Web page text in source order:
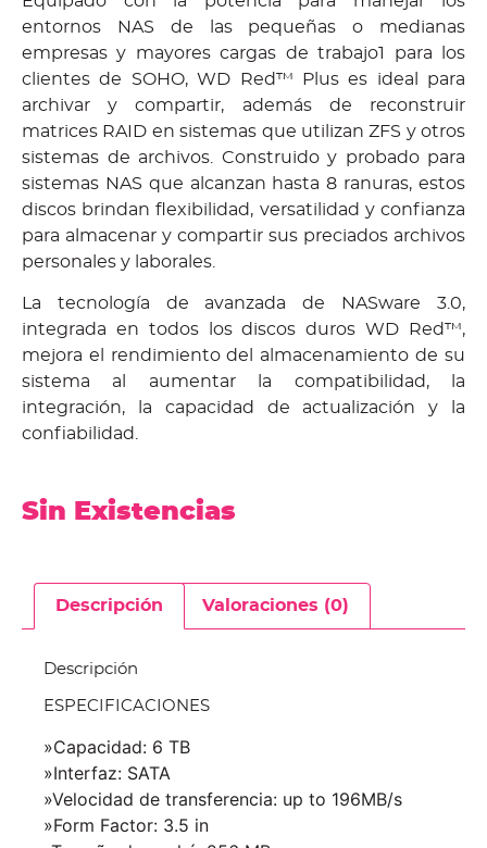
entornos NAS de las pequeñas o medianas
empresas y mayores cargas de trabajo1 para los
clientes de SOHO, WD Red™ Plus es ideal para
archivar y compartir, además de reconstruir
matrices RAID en sistemas que utilizan ZFS y otros
sistemas de archivos. Construido y probado para
sistemas NAS que alcanzan hasta 8 ranuras, estos
discos brindan flexibilidad, versatilidad y confianza
para almacenar y compartir sus preciados archivos
personales y laborales.
La tecnología de avanzada de NASware 3.0,
integrada en todos los discos duros WD Red™,
mejora el rendimiento del almacenamiento de su
sistema al aumentar la compatibilidad, la
integración, la capacidad de actualización y la
confiabilidad.
Sin Existencias
Descripción Valoraciones (0)
Descripción
ESPECIFICACIONES
»Capacidad: 6 TB
»Interfaz: SATA
»Velocidad de transferencia: up to 196MB/s
»Form Factor: 3.5 in